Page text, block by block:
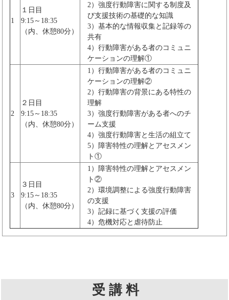
1
１日目
9:15～18:35
（内、休憩80分）
2）強度行動障害に関する制度及
び支援技術の基礎的な知識
3）基本的な情報収集と記録等の
共有
4）行動障害がある者のコミュニ
ケーションの理解①
2
２日目
9:15～18:35
（内、休憩80分）
1）行動障害がある者のコミュニ
ケーションの理解②
2）行動障害の背景にある特性の
理解
3）強度行動障害がある者へのチ
ーム支援
4）強度行動障害と生活の組立て
5）障害特性の理解とアセスメン
ト①
3
３日目
9:15～18:35
（内、休憩80分）
1）障害特性の理解とアセスメン
ト②
2）環境調整による強度行動障害
の支援
3）記録に基づく支援の評価
4）危機対応と虐待防止
受 講 料